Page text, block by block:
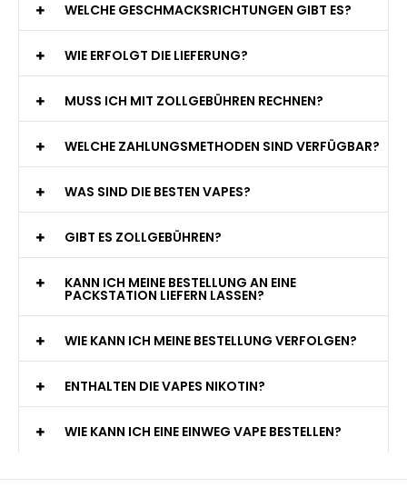
WELCHE GESCHMACKSRICHTUNGEN GIBT ES?
WIE ERFOLGT DIE LIEFERUNG?
MUSS ICH MIT ZOLLGEBÜHREN RECHNEN?
WELCHE ZAHLUNGSMETHODEN SIND VERFÜGBAR?
WAS SIND DIE BESTEN VAPES?
GIBT ES ZOLLGEBÜHREN?
KANN ICH MEINE BESTELLUNG AN EINE
PACKSTATION LIEFERN LASSEN?
WIE KANN ICH MEINE BESTELLUNG VERFOLGEN?
ENTHALTEN DIE VAPES NIKOTIN?
WIE KANN ICH EINE EINWEG VAPE BESTELLEN?